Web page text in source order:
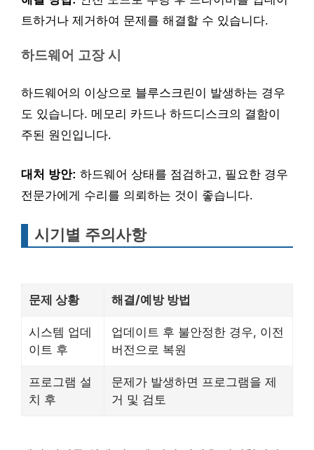
트하거나 제거하여 문제를 해결할 수 있습니다.
하드웨어 고장 시
하드웨어의 이상으로 블루스크린이 발생하는 경우
도 있습니다. 메모리 카드나 하드디스크의 결함이
주된 원인입니다.
대처 방안: 하드웨어 상태를 점검하고, 필요한 경우
전문가에게 수리를 의뢰하는 것이 좋습니다.
시기별 주의사항
문제 상황 해결/예방 방법
시스템 업데
이트 후
업데이트 후 불안정한 경우, 이전
버전으로 복원
프로그램 설
치 후
문제가 발생하면 프로그램을 제
거 및 검토